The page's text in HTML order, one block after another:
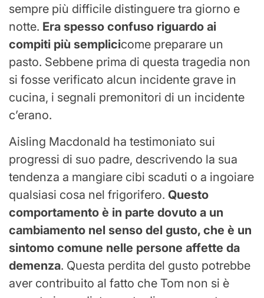
sempre più difficile distinguere tra giorno e
notte. Era spesso confuso riguardo ai
compiti più semplicicome preparare un
pasto. Sebbene prima di questa tragedia non
si fosse verificato alcun incidente grave in
cucina, i segnali premonitori di un incidente
c’erano.
Aisling Macdonald ha testimoniato sui
progressi di suo padre, descrivendo la sua
tendenza a mangiare cibi scaduti o a ingoiare
qualsiasi cosa nel frigorifero. Questo
comportamento è in parte dovuto a un
cambiamento nel senso del gusto, che è un
sintomo comune nelle persone affette da
demenza. Questa perdita del gusto potrebbe
aver contribuito al fatto che Tom non si è